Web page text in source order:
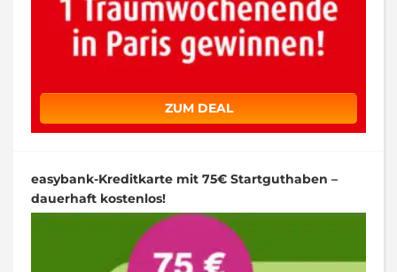
ZUM DEAL
easybank-Kreditkarte mit 75€ Startguthaben –
dauerhaft kostenlos!